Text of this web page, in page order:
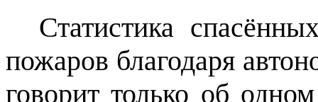
Статистика
пожаров благодаря
говорит только об